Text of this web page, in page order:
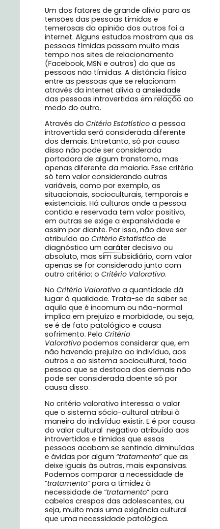
Um dos fatores de grande alívio para as
tensões das pessoas tímidas e
temerosas da opinião dos outros foi a
internet. Alguns estudos mostram que as
pessoas tímidas passam muito mais
tempo nos sites de relacionamento
(Facebook, MSN e outros) do que as
pessoas não tímidas. A distância física
entre as pessoas que se relacionam
através da internet alivia a ansiedade
das pessoas introvertidas em relação ao
medo do outro.
Através do Critério Estatístico a pessoa
introvertida será considerada diferente
dos demais. Entretanto, só por causa
disso não pode ser considerada
portadora de algum transtorno, mas
apenas diferente da maioria. Esse critério
só tem valor considerando outras
variáveis, como por exemplo, as
situacionais, socioculturais, temporais e
existenciais. Há culturas onde a pessoa
contida e reservada tem valor positivo,
em outras se exige a expansividade e
assim por diante. Por isso, não deve ser
atribuído ao Critério Estatístico de
diagnóstico um caráter decisivo ou
absoluto, mas sim subsidiário, com valor
apenas se for considerado junto com
outro critério; o Critério Valorativo.
No Critério Valorativo a quantidade dá
lugar à qualidade. Trata-se de saber se
aquilo que é incomum ou não-normal
implica em prejuízo e morbidade, ou seja,
se é de fato patológico e causa
sofrimento. Pelo Critério
Valorativo podemos considerar que, em
não havendo prejuízo ao indivíduo, aos
outros e ao sistema sociocultural, toda
pessoa que se destaca dos demais não
pode ser considerada doente só por
causa disso.
No critério valorativo interessa o valor
que o sistema sócio-cultural atribui à
maneira do indivíduo existir. E é por causa
do valor cultural negativo atribuído aos
introvertidos e tímidos que essas
pessoas acabam se sentindo diminuídas
e ávidas por algum “tratamento” que as
deixe iguais às outras, mais expansivas.
Podemos comparar a necessidade de
“tratamento” para a timidez à
necessidade de “tratamento” para
cabelos crespos das adolescentes, ou
seja, muito mais uma exigência cultural
que uma necessidade patológica.